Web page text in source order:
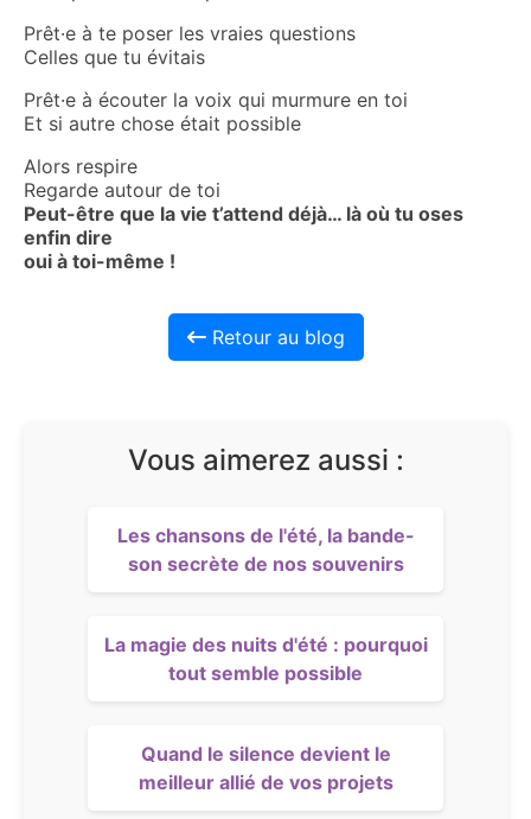
Prêt·e à te poser les vraies questions
Celles que tu évitais
Prêt·e à écouter la voix qui murmure en toi
Et si autre chose était possible
Alors respire
Regarde autour de toi
Peut-être que la vie t’attend déjà… là où tu oses
enfin dire
oui à toi-même !
Retour au blog
Vous aimerez aussi :
Les chansons de l'été, la bande-
son secrète de nos souvenirs
La magie des nuits d'été : pourquoi
tout semble possible
Quand le silence devient le
meilleur allié de vos projets